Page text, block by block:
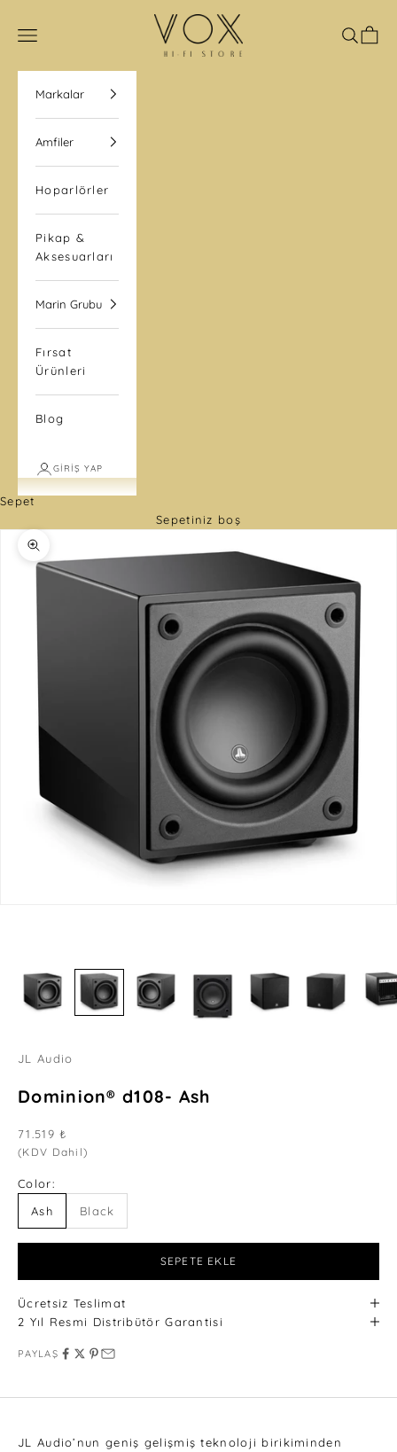
VOX Hi-Fi Store
Navigasyon menüsünü aç
Markalar
Amfiler
Hoparlörler
Pikap &
Aksesuarları
Marin Grubu
Fırsat
Ürünleri
Blog
GIRIŞ YAP
Sepet
Sepetiniz boş
Yakınlaştır
JL Audio
Dominion® d108- Ash
İndirimli fiyat
71.519 ₺
(KDV Dahil)
Color:
Ash
Black
SEPETE EKLE
Ücretsiz Teslimat
2 Yıl Resmi Distribütör Garantisi
PAYLAŞ
JL Audio’nun geniş gelişmiş teknoloji birikiminden